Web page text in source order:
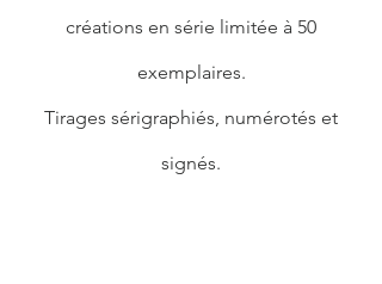
créations en série limitée à 50
exemplaires.
Tirages sérigraphiés, numérotés et
signés.